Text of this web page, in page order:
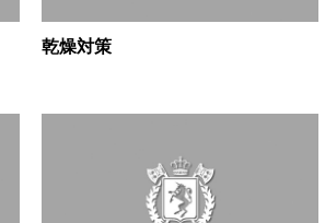
乾燥対策